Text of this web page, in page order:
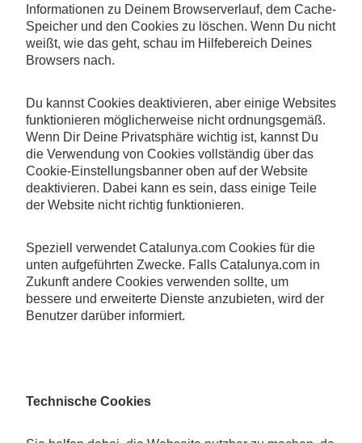
Informationen zu Deinem Browserverlauf, dem Cache-
Speicher und den Cookies zu löschen. Wenn Du nicht
weißt, wie das geht, schau im Hilfebereich Deines
Browsers nach.
Du kannst Cookies deaktivieren, aber einige Websites
funktionieren möglicherweise nicht ordnungsgemäß.
Wenn Dir Deine Privatsphäre wichtig ist, kannst Du
die Verwendung von Cookies vollständig über das
Cookie-Einstellungsbanner oben auf der Website
deaktivieren. Dabei kann es sein, dass einige Teile
der Website nicht richtig funktionieren.
Speziell verwendet Catalunya.com Cookies für die
unten aufgeführten Zwecke. Falls Catalunya.com in
Zukunft andere Cookies verwenden sollte, um
bessere und erweiterte Dienste anzubieten, wird der
Benutzer darüber informiert.
Technische Cookies